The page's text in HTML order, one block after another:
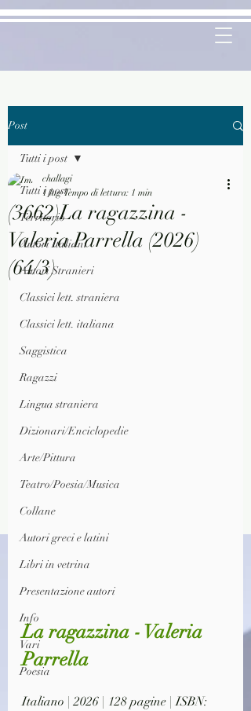
Post
Tutti i post
Territorio
Autori Italiani
Autori Stranieri
Classici lett. straniera
Classici lett. italiana
Saggistica
Ragazzi
Lingua straniera
Dizionari/Enciclopedie
Arte/Pittura
Teatro/Poesia/Musica
Collane
Autori greci e latini
Libri in vetrina
Presentazione autori
Info
Vari
Poesia
Tutti i post
(3662)La ragazzina -
Valeria Parrella (2026)
(64/3)
challagi
1 lug Tempo di lettura: 1 min
La ragazzina - Valeria
Parrella
Italiano | 2026 | 128 pagine | ISBN: